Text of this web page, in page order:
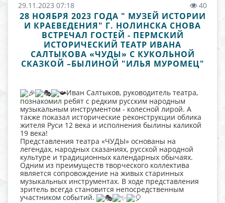
29.11.2023 07:18 40
28 НОЯБРЯ 2023 ГОДА " МУЗЕЙ ИСТОРИИ
И КРАЕВЕДЕНИЯ" Г. НОЛИНСКА СНОВА
ВСТРЕЧАЛ ГОСТЕЙ - ПЕРМСКИЙ
ИСТОРИЧЕСКИЙ ТЕАТР ИВАНА
САЛТЫКОВА «ЧУДЫ» С КУКОЛЬНОЙ
СКАЗКОЙ –БЫЛИНОЙ "ИЛЬЯ МУРОМЕЦ"
Иван Салтыков, руководитель театра,
познакомил ребят с редким русским народным
музыкальным инструментом - колесной лирой. А
также показал исторические реконструкции облика
жителя Руси 12 века и исполнения былины каликой
19 века!
Представления театра «ЧУДЫ» основаны на
легендах, народных сказаниях, русской народной
культуре и традиционных календарных обычаях.
Одним из преимуществ творческого коллектива
является сопровождение на живых старинных
музыкальных инструментах. В ходе представления
зритель всегда становится непосредственным
участником событий.